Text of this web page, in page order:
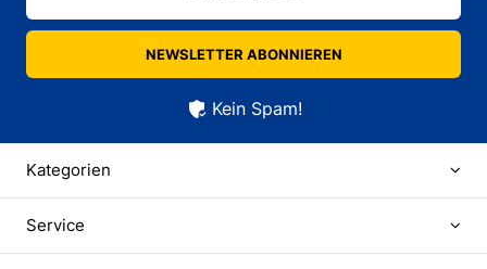
NEWSLETTER ABONNIEREN
Kein Spam!
Kategorien
Service